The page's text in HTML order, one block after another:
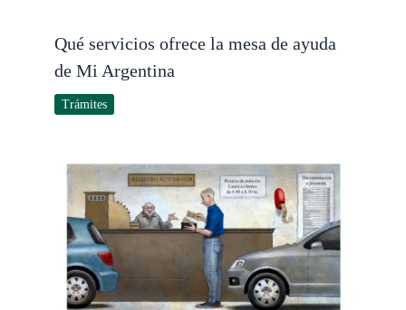
Qué servicios ofrece la mesa de ayuda
de Mi Argentina
Trámites